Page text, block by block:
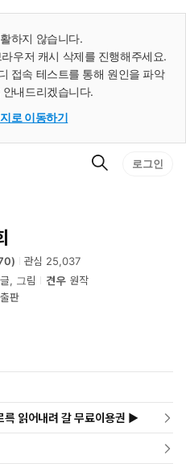
하지 않습니다.
우저 캐시 삭제를 진행해주세요.
접속 테스트를 통해 원인을 파악
내드리겠습니다.
로 이동하기
검
로그인
) 관심 25,037
글, 그림 견우 원작
출판
륵 읽어내려 갈 무료이용권 ▶